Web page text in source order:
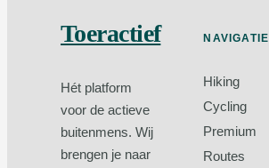
Toeractief
Hét platform
voor de actieve
buitenmens. Wij
brengen je naar
NAVIGATIE
Hiking
Cycling
Premium
Routes